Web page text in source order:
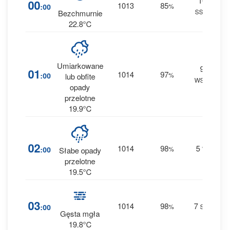
00:00
Bezchmurnie
22.8°C
1013 85%
SSW
01 :00
Umiarkowane
lub obfite
opady
przelotne
19.9°C
1014 97%
9
WSW
02:00
Słabe opady
przelotne
19.5°C
1014 98% 5 W
03:00
Gęsta mgła
19.8°C
1014 98% 7 SW